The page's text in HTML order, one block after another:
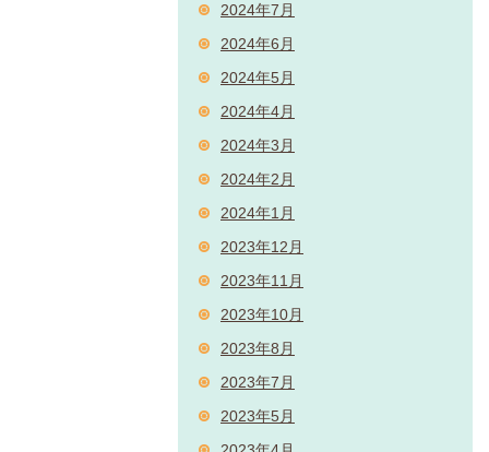
2024年7月
2024年6月
2024年5月
2024年4月
2024年3月
2024年2月
2024年1月
2023年12月
2023年11月
2023年10月
2023年8月
2023年7月
2023年5月